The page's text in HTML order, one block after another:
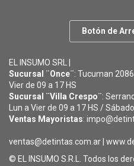
Botón de
EL INSUMO SRL |
Sucursal ¨Once¨: Tucuman
Vier de 09 a 17 HS
Sucursal ¨Villa Crespo¨:
Lun a Vier de 09 a 17 HS /
Ventas Mayoristas:
ventas@detintas.com.ar
© EL INSUMO S.R.L. Todos los